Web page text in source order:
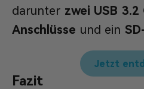
darunter zwei USB
Anschlüsse und ein
Jetzt
Fazit